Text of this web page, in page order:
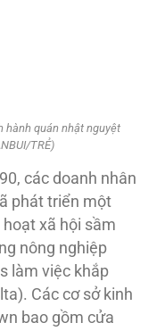
hành quán nhật nguyệt
TRẺ)
các doanh nhân
phát triển một
xã hội sầm
nông nghiệp
làm việc khắp
Các cơ sở kinh
bao gồm cửa